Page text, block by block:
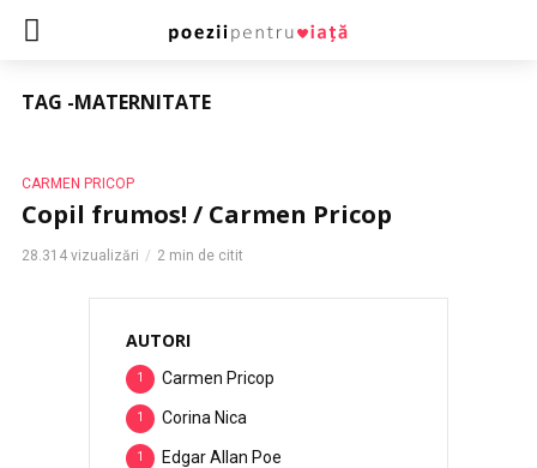
TAG -MATERNITATE
CARMEN PRICOP
Copil frumos! / Carmen Pricop
28.314 vizualizări 2 min de citit
AUTORI
Carmen Pricop
1
Corina Nica
1
Edgar Allan Poe
1